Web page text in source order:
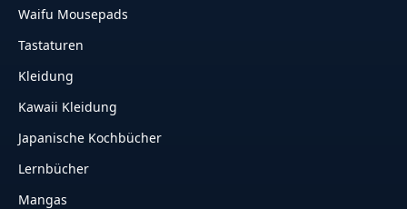
Waifu Mousepads
Tastaturen
Kleidung
Kawaii Kleidung
Japanische Kochbücher
Lernbücher
Mangas